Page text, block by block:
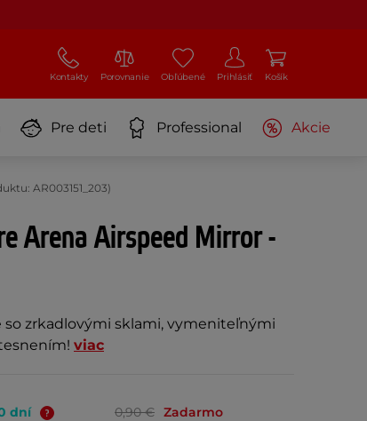
Kontakty Porovnanie Obľúbené Prihlásiť Košík
Pre deti Professional Akcie
AR003151_203)
Arena Airspeed Mirror -
so zrkadlovými sklami, vymeniteľnými
viac
dní 0,90 € Zadarmo